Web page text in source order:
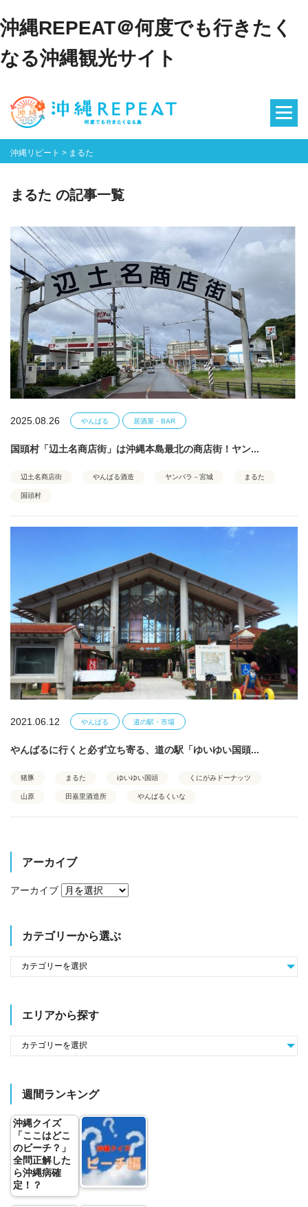
沖縄REPEAT＠何度でも行きたく
なる沖縄観光サイト
沖縄リピート > まるた
まるた の記事一覧
2025.08.26 やんばる 居酒屋・BAR
国頭村「辺土名商店街」は沖縄本島最北の商店街！ヤン...
辺土名商店街 やんばる酒造 ヤンバラ－宮城 まるた
国頭村
2021.06.12 やんばる 道の駅・市場
やんばるに行くと必ず立ち寄る、道の駅「ゆいゆい国頭...
猪豚 まるた ゆいゆい国頭 くにがみドーナッツ
山原 田嘉里酒造所 やんばるくいな
アーカイブ
アーカイブ
カテゴリーから選ぶ
エリアから探す
週間ランキング
沖縄クイズ
「ここはどこ
のビーチ？」
全問正解した
ら沖縄病確
定！？